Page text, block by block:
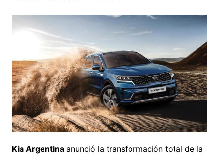
Kia Argentinaanunció la transformación total de la